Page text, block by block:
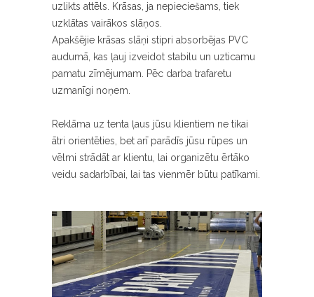
uzlikts attēls. Krāsas, ja nepieciešams, tiek
uzklātas vairākos slāņos.
Apakšējie krāsas slāņi stipri absorbējas PVC
audumā, kas ļauj izveidot stabilu un uzticamu
pamatu zīmējumam. Pēc darba trafaretu
uzmanīgi noņem.
Reklāma uz tenta ļaus jūsu klientiem ne tikai
ātri orientēties, bet arī parādīs jūsu rūpes un
vēlmi strādāt ar klientu, lai organizētu ērtāko
veidu sadarbībai, lai tas vienmēr būtu patīkami.